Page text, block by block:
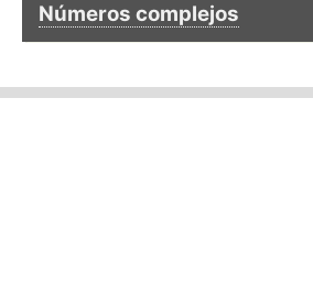
Números complejos